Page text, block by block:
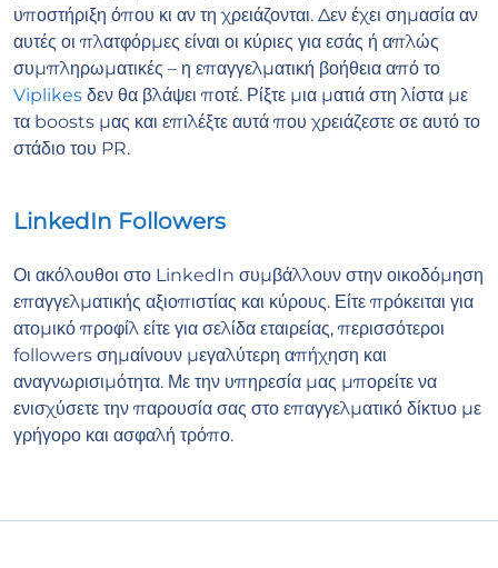
υποστήριξη όπου κι αν τη χρειάζονται. Δεν έχει σημασία αν
αυτές οι πλατφόρμες είναι οι κύριες για εσάς ή απλώς
συμπληρωματικές – η επαγγελματική βοήθεια από το
Viplikes δεν θα βλάψει ποτέ. Ρίξτε μια ματιά στη λίστα με
τα boosts μας και επιλέξτε αυτά που χρειάζεστε σε αυτό το
στάδιο του PR.
LinkedIn Followers
Οι ακόλουθοι στο LinkedIn συμβάλλουν στην οικοδόμηση
επαγγελματικής αξιοπιστίας και κύρους. Είτε πρόκειται για
ατομικό προφίλ είτε για σελίδα εταιρείας, περισσότεροι
followers σημαίνουν μεγαλύτερη απήχηση και
αναγνωρισιμότητα. Με την υπηρεσία μας μπορείτε να
ενισχύσετε την παρουσία σας στο επαγγελματικό δίκτυο με
γρήγορο και ασφαλή τρόπο.